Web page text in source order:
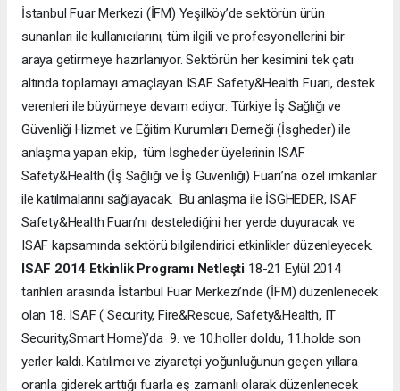
İstanbul Fuar Merkezi (İFM) Yeşilköy’de sektörün ürün
sunanları ile kullanıcılarını, tüm ilgili ve profesyonellerini bir
araya getirmeye hazırlanıyor. Sektörün her kesimini tek çatı
altında toplamayı amaçlayan ISAF Safety&Health Fuarı, destek
verenleri ile büyümeye devam ediyor. Türkiye İş Sağlığı ve
Güvenliği Hizmet ve Eğitim Kurumları Derneği (İsgheder) ile
anlaşma yapan ekip, tüm İsgheder üyelerinin ISAF
Safety&Health (İş Sağlığı ve İş Güvenliği) Fuarı’na özel imkanlar
ile katılmalarını sağlayacak. Bu anlaşma ile İSGHEDER, ISAF
Safety&Health Fuarı’nı destelediğini her yerde duyuracak ve
ISAF kapsamında sektörü bilgilendirici etkinlikler düzenleyecek.
ISAF 2014 Etkinlik Programı Netleşti 18-21 Eylül 2014
tarihleri arasında İstanbul Fuar Merkezi’nde (İFM) düzenlenecek
olan 18. ISAF ( Security, Fire&Rescue, Safety&Health, IT
Security,Smart Home)’da 9. ve 10.holler doldu, 11.holde son
yerler kaldı. Katılımcı ve ziyaretçi yoğunluğunun geçen yıllara
oranla giderek arttığı fuarla eş zamanlı olarak düzenlenecek